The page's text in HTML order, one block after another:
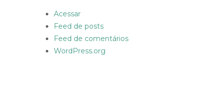
Acessar
Feed de posts
Feed de comentários
WordPress.org